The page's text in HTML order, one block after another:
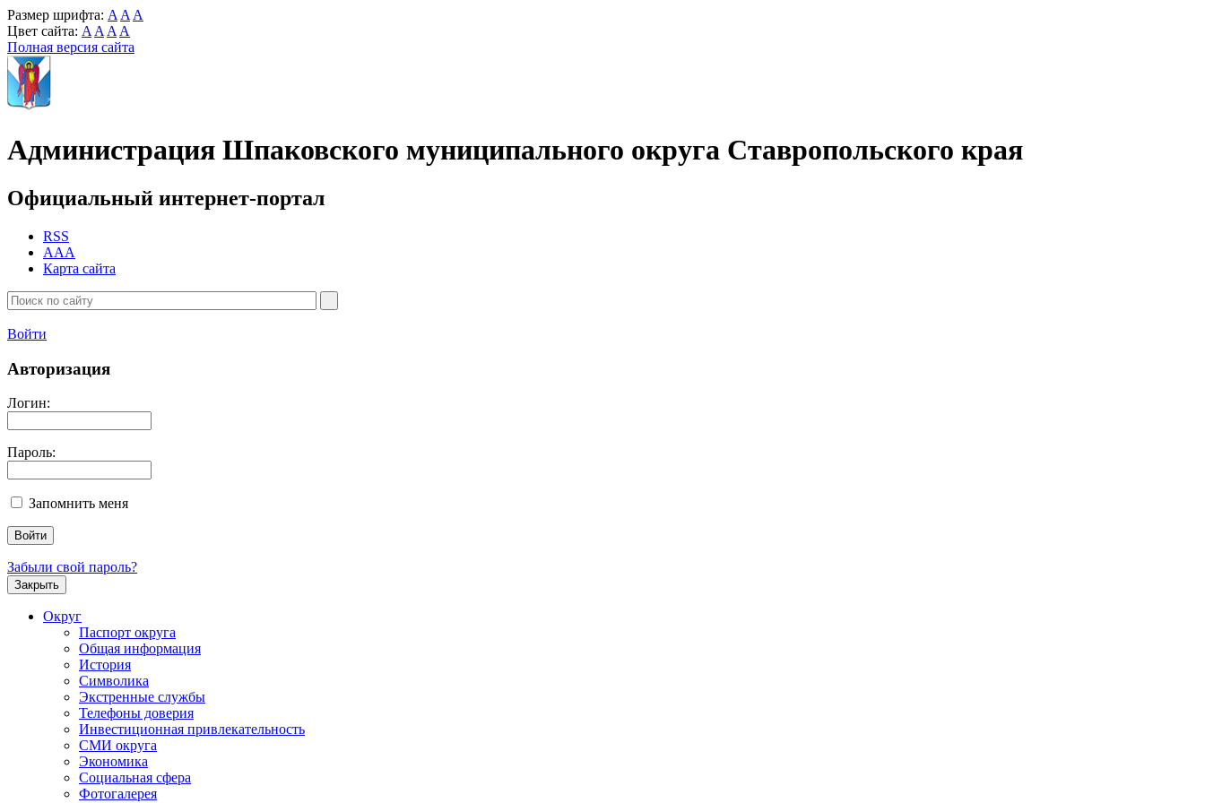
Размер шрифта: A A A
Цвет сайта: A A A A
Полная версия сайта
Администрация Шпаковского муниципального округа Ставропольского края
Официальный интернет-портал
RSS
AAA
Карта сайта
Войти
Авторизация
Логин:
Пароль:
Запомнить меня
Забыли свой пароль?
Закрыть
Округ
Паспорт округа
Общая информация
История
Символика
Экстренные службы
Телефоны доверия
Инвестиционная привлекательность
СМИ округа
Экономика
Социальная сфера
Фотогалерея